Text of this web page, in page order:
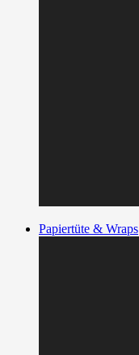
Papiertüte & Wraps